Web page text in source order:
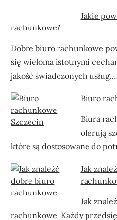
Jakie
rachunkowe?
Dobre biuro rachunkowe
się wieloma istotnymi
jakość świadczonych usług.…
Biuro
Biura
oferują
które są dostosowane do
Jak
Jak
rachunkowe: Każdy